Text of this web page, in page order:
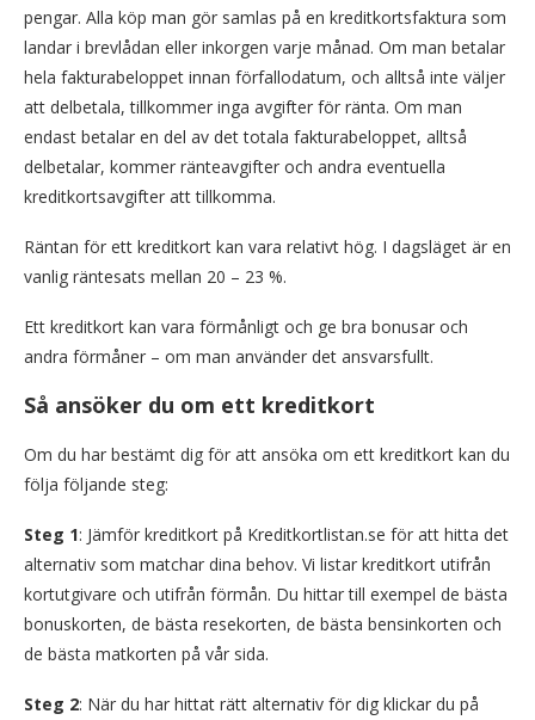
pengar. Alla köp man gör samlas på en kreditkortsfaktura som
landar i brevlådan eller inkorgen varje månad. Om man betalar
hela fakturabeloppet innan förfallodatum, och alltså inte väljer
att delbetala, tillkommer inga avgifter för ränta. Om man
endast betalar en del av det totala fakturabeloppet, alltså
delbetalar, kommer ränteavgifter och andra eventuella
kreditkortsavgifter att tillkomma.
Räntan för ett kreditkort kan vara relativt hög. I dagsläget är en
vanlig räntesats mellan 20 – 23 %.
Ett kreditkort kan vara förmånligt och ge bra bonusar och
andra förmåner – om man använder det ansvarsfullt.
Så ansöker du om ett kreditkort
Om du har bestämt dig för att ansöka om ett kreditkort kan du
följa följande steg:
Steg 1: Jämför kreditkort på Kreditkortlistan.se för att hitta det
alternativ som matchar dina behov. Vi listar kreditkort utifrån
kortutgivare och utifrån förmån. Du hittar till exempel de bästa
bonuskorten, de bästa resekorten, de bästa bensinkorten och
de bästa matkorten på vår sida.
Steg 2: När du har hittat rätt alternativ för dig klickar du på